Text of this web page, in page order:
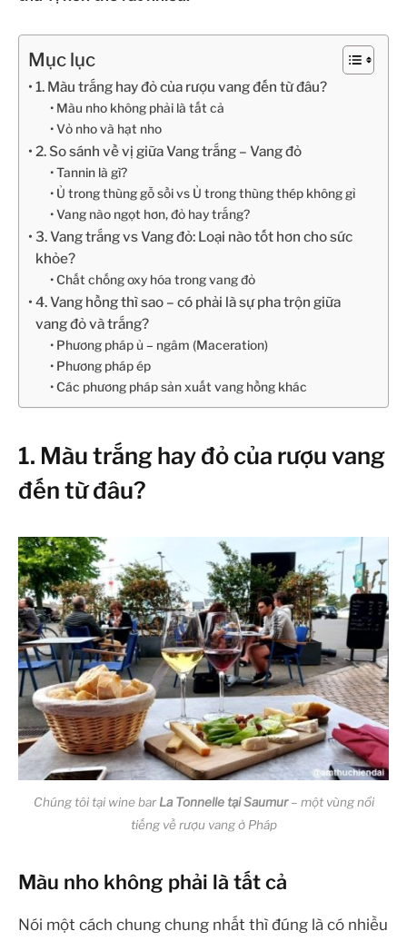
Mục lục
1. Màu trắng hay đỏ của rượu vang đến từ đâu?
Màu nho không phải là tất cả
Vỏ nho và hạt nho
2. So sánh về vị giữa Vang trắng – Vang đỏ
Tannin là gì?
Ủ trong thùng gỗ sồi vs Ủ trong thùng thép không gỉ
Vang nào ngọt hơn, đỏ hay trắng?
3. Vang trắng vs Vang đỏ: Loại nào tốt hơn cho sức
khỏe?
Chất chống oxy hóa trong vang đỏ
4. Vang hồng thì sao – có phải là sự pha trộn giữa
vang đỏ và trắng?
Phương pháp ủ – ngâm (Maceration)
Phương pháp ép
Các phương pháp sản xuất vang hồng khác
1. Màu trắng hay đỏ của rượu vang
đến từ đâu?
Chúng tôi tại wine barLa Tonnelle tại Saumur– một vùng nổi
tiếng về rượu vang ở Pháp
Màu nho không phải là tất cả
Nói một cách chung chung nhất thì đúng là có nhiều